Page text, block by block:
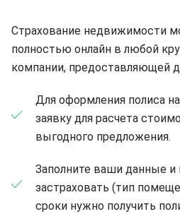
Страхование недвижимости
полностью онлайн в любой
компании, предоставляющей
Для оформления полиса
заявку для расчета
выгодного предложения.
Заполните ваши данные и
застраховать (тип
сроки нужно получить